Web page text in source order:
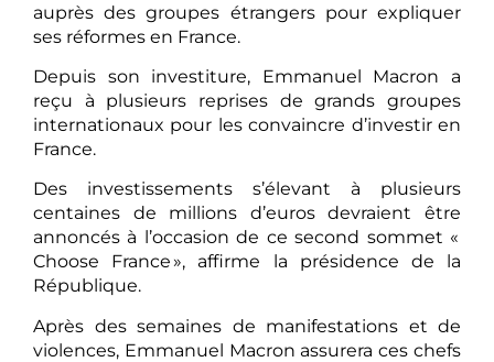
auprès des groupes étrangers pour expliquer
ses réformes en France.
Depuis son investiture, Emmanuel Macron a
reçu à plusieurs reprises de grands groupes
internationaux pour les convaincre d’investir en
France.
Des investissements s’élevant à plusieurs
centaines de millions d’euros devraient être
annoncés à l’occasion de ce second sommet «
Choose France », affirme la présidence de la
République.
Après des semaines de manifestations et de
violences, Emmanuel Macron assurera ces chefs